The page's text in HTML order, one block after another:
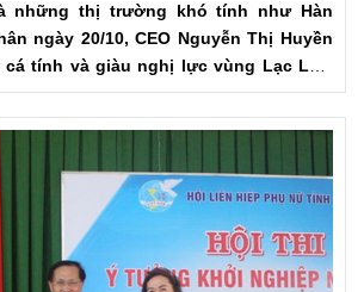
những thị trường khó tính như Hàn
ngày 20/10, CEO Nguyễn Thị Huyền
cá tính và giàu nghị lực vùng Lạc Lâm
tôi một cuộc trò chuyện thú vị về
sản sạch.